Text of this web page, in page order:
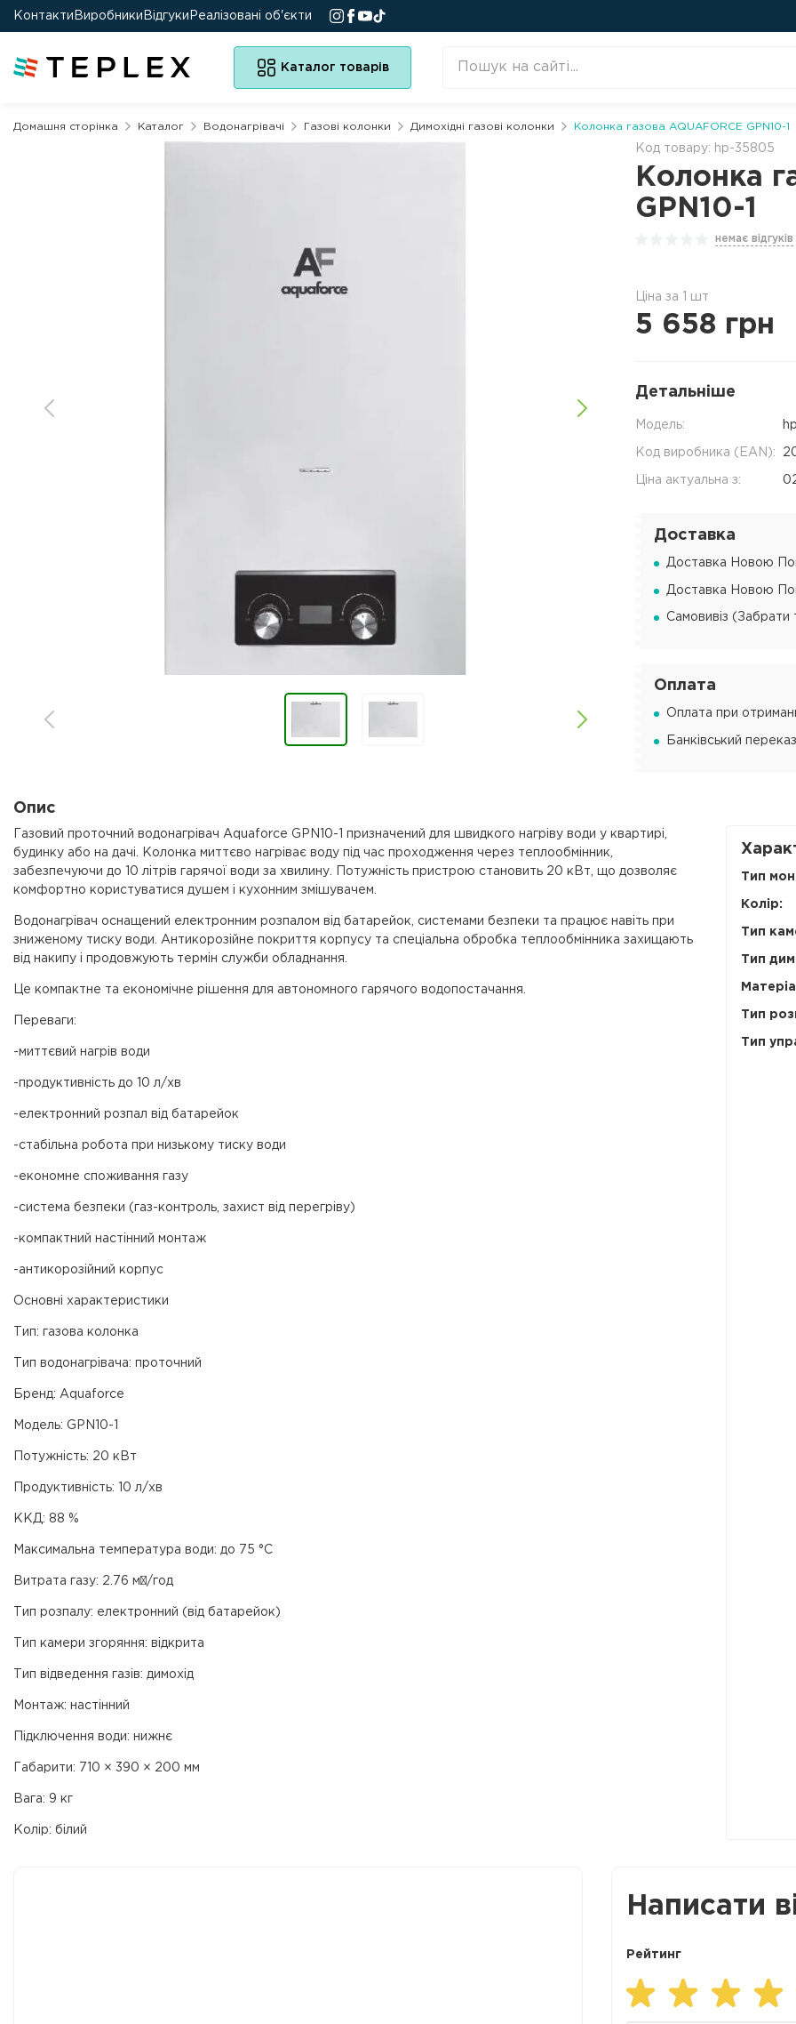
Контакти Виробники Відгуки Реалізовані об'єкти
Каталог товарів
Домашня сторінка Каталог Водонагрівачі Газові колонки Димохідні газові колонки Колонка газова AQUAFORCE GPN10-1
Код товару: hp-35805
Колонка
GPN10-1
немає відгуків
Ціна за 1 шт
5 658 грн
Детальніше
Модель:
Код виробника (EAN):
Ціна актуальна з:
Доставка
Доставка Новою
Доставка Новою
Самовивіз (Забрати
Оплата
Оплата при
Банківський
Опис
Газовий проточний водонагрівач Aquaforce GPN10-1 призначений для швидкого нагріву води у квартирі,
будинку або на дачі. Колонка миттєво нагріває воду під час проходження через теплообмінник,
забезпечуючи до 10 літрів гарячої води за хвилину. Потужність пристрою становить 20 кВт, що дозволяє
комфортно користуватися душем і кухонним змішувачем.
Водонагрівач оснащений електронним розпалом від батарейок, системами безпеки та працює навіть при
зниженому тиску води. Антикорозійне покриття корпусу та спеціальна обробка теплообмінника захищають
від накипу і продовжують термін служби обладнання.
Це компактне та економічне рішення для автономного гарячого водопостачання.
Переваги:
-миттєвий нагрів води
-продуктивність до 10 л/хв
-електронний розпал від батарейок
-стабільна робота при низькому тиску води
-економне споживання газу
-система безпеки (газ-контроль, захист від перегріву)
-компактний настінний монтаж
-антикорозійний корпус
Основні характеристики
Тип: газова колонка
Тип водонагрівача: проточний
Бренд: Aquaforce
Модель: GPN10-1
Потужність: 20 кВт
Продуктивність: 10 л/хв
ККД: 88 %
Максимальна температура води: до 75 °C
Витрата газу: 2.76 м³/год
Тип розпалу: електронний (від батарейок)
Тип камери згоряння: відкрита
Тип відведення газів: димохід
Монтаж: настінний
Підключення води: нижнє
Габарити: 710 × 390 × 200 мм
Вага: 9 кг
Колір: білий
Тип
Колір:
Тип
Тип
Тип
Тип
Написати
Рейтинг